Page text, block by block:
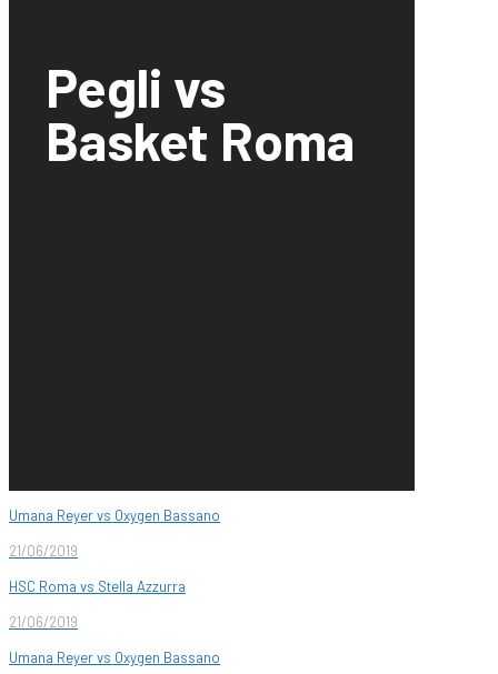
Pegli vs
Basket Roma
Umana Reyer vs Oxygen Bassano
21/06/2019
HSC Roma vs Stella Azzurra
21/06/2019
Umana Reyer vs Oxygen Bassano